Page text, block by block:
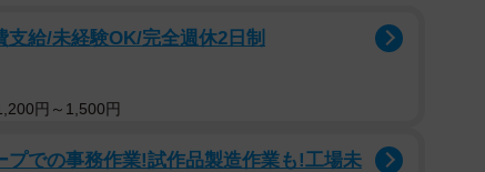
負わせる構造そのもの」だと訴えています。
り、部下35人を持ち、プロジェクトリーダーを任さ
いました。
給/未経験OK/完全週休2日制
円～1,500円
での事務作業!試作品製造作業も!工場未